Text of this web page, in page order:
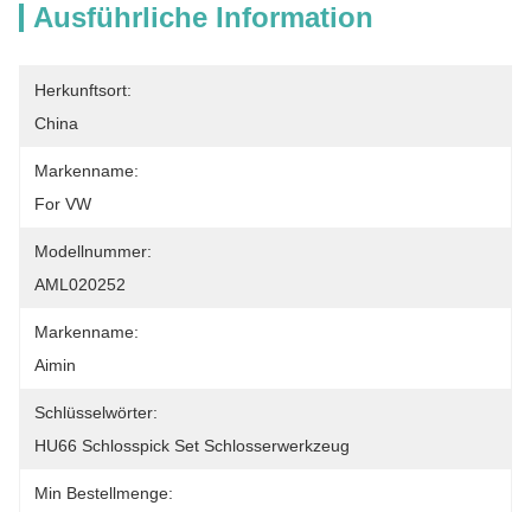
Ausführliche Information
Herkunftsort:
China
Markenname:
For VW
Modellnummer:
AML020252
Markenname:
Aimin
Schlüsselwörter:
HU66 Schlosspick Set Schlosserwerkzeug
Min Bestellmenge: